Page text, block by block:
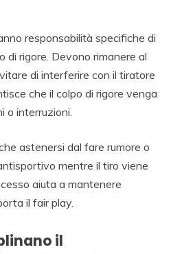
responsabilità specifiche di
di rigore. Devono rimanere al
di interferire con il tiratore
che il colpo di rigore venga
o interruzioni.
astenersi dal fare rumore o
mentre il tiro viene
aiuta a mantenere
il fair play.
il